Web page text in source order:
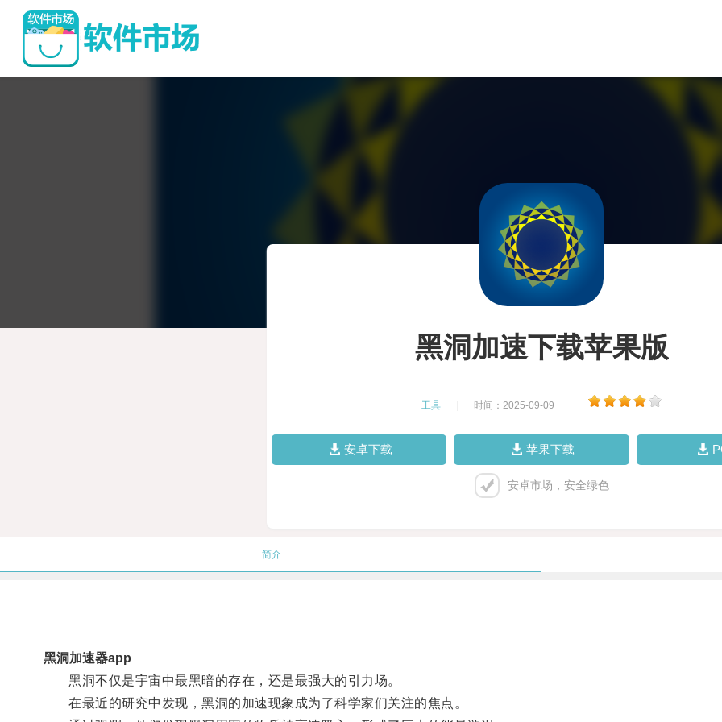
黑洞加速下载苹果版
工具 时间：2025-09-09
安卓下载 苹果下载
安卓市场，安全绿色
简介
黑洞加速器app
黑洞不仅是宇宙中最黑暗的存在，还是最强大的引力场。
在最近的研究中发现，黑洞的加速现象成为了科学家们关注的焦点。